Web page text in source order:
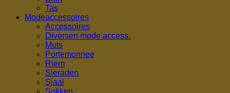
Tas
Modeaccessoires
Accessoires
Diversen mode access.
Muts
Portemonnee
Riem
Sieraden
Sjaal
Sokken